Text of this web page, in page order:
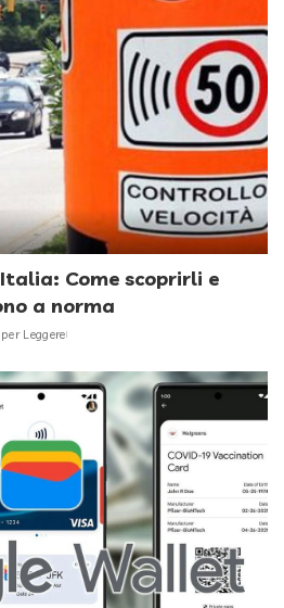
Come scoprirli e
a norma
Leggere